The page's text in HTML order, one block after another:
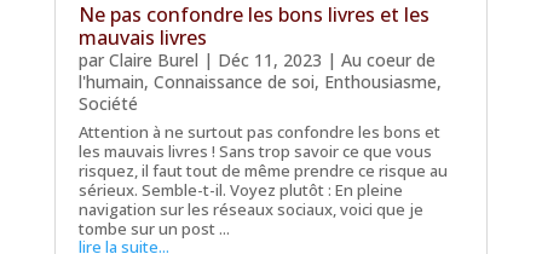
Ne pas confondre les bons livres et les
mauvais livres
par Claire Burel | Déc 11, 2023 | Au coeur de
l'humain, Connaissance de soi, Enthousiasme,
Société
Attention à ne surtout pas confondre les bons et
les mauvais livres ! Sans trop savoir ce que vous
risquez, il faut tout de même prendre ce risque au
sérieux. Semble-t-il. Voyez plutôt : En pleine
navigation sur les réseaux sociaux, voici que je
tombe sur un post ...
lire la suite...